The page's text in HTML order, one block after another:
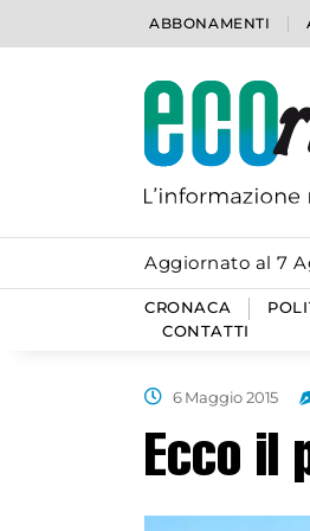
ABBONAMENTI
Aggiornato al 7
CRONACA
CONTATTI
6 Maggio 2015
Ecco il